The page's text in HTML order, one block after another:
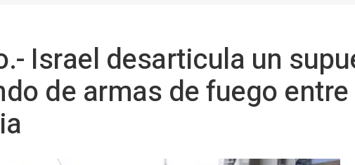
Israel desarticula un
de armas de fuego